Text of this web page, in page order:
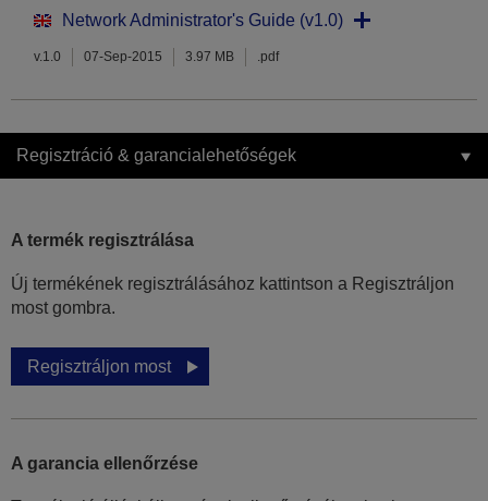
Network Administrator's Guide (v1.0)
v.1.0 07-Sep-2015 3.97 MB .pdf
Regisztráció & garancialehetőségek
A termék regisztrálása
Új termékének regisztrálásához kattintson a Regisztráljon
most gombra.
Regisztráljon most
A garancia ellenőrzése